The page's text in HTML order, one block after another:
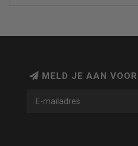
MELD JE AAN